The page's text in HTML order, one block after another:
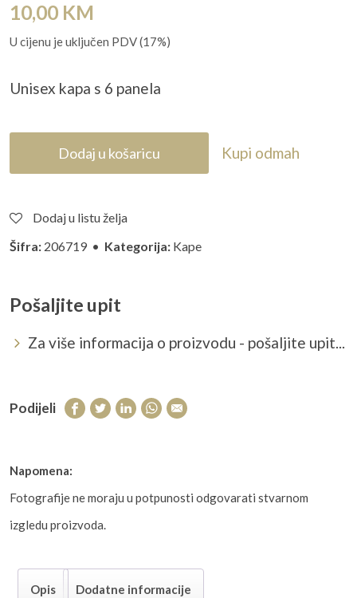
10,00 KM
U cijenu je uključen PDV (17%)
Unisex kapa s 6 panela
Dodaj u košaricu Kupi odmah
Dodaj u listu želja
Šifra: 206719 • Kategorija: Kape
Pošaljite upit
Za više informacija o proizvodu - pošaljite upit...
Podijeli
Napomena:
Fotografije ne moraju u potpunosti odgovarati stvarnom
izgledu proizvoda.
Opis Dodatne informacije